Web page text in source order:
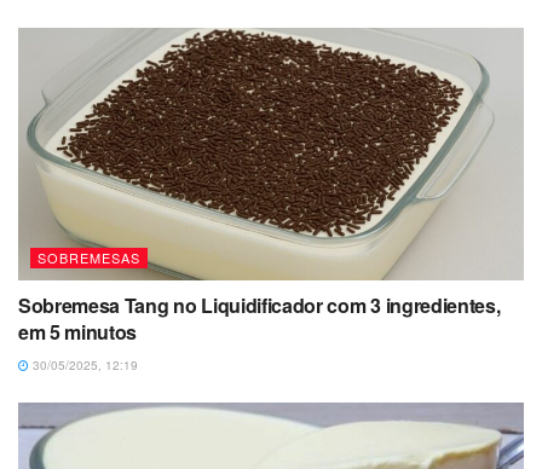
SOBREMESAS
Sobremesa Tang no Liquidificador com 3 ingredientes,
em 5 minutos
30/05/2025, 12:19